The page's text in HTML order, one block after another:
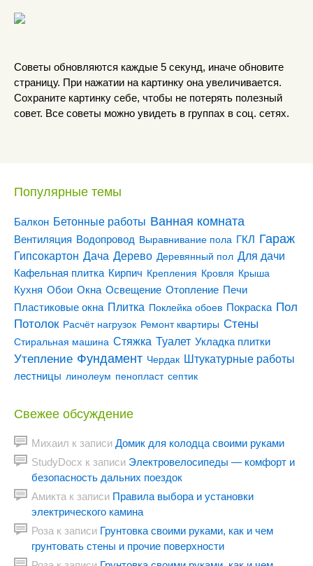
Советы обновляются каждые 5 секунд, иначе обновите
страницу. При нажатии на картинку она увеличивается.
Сохраните картинку себе, чтобы не потерять полезный
совет. Все советы можно увидеть в группах в соц. сетях.
Популярные темы
Балкон Бетонные работы Ванная комната
Вентиляция Водопровод Выравнивание пола ГКЛ Гараж
Гипсокартон Дача Дерево Деревянный пол Для дачи
Кафельная плитка Кирпич Крепления Кровля Крыша
Кухня Обои Окна Освещение Отопление Печи
Пластиковые окна Плитка Поклейка обоев Покраска Пол
Потолок Расчёт нагрузок Ремонт квартиры Стены
Стиральная машина Стяжка Туалет Укладка плитки
Утепление Фундамент Чердак Штукатурные работы
лестницы линолеум пенопласт септик
Свежее обсуждение
Михаил к записи Домик для колодца своими руками
StudyDocx к записи Электровелосипеды — комфорт и
безопасность дальних поездок
Амикта к записи Правила выбора и установки
электрического камина
Роза к записи Грунтовка своими руками, как и чем
грунтовать стены и прочие поверхности